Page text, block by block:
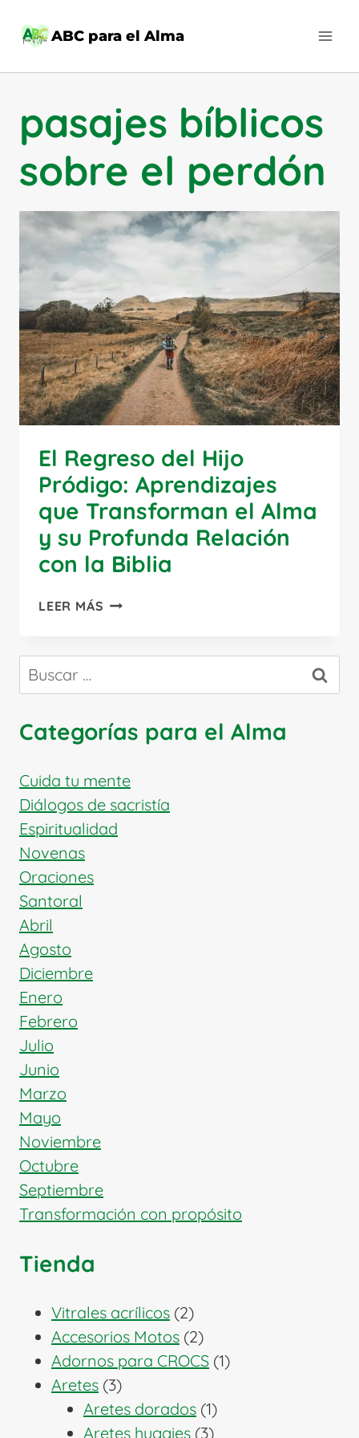
ABC para el Alma
pasajes bíblicos
sobre el perdón
El Regreso del Hijo
Pródigo: Aprendizajes
que Transforman el Alma
y su Profunda Relación
con la Biblia
LEER MÁS EL
HIJO
APRENDIZAJES
TRANSFORMAN
ALMA
Y
SU
PROFUNDA
Buscar:
Categorías para el Alma
Cuida tu mente
Diálogos de sacristía
Espiritualidad
Novenas
Oraciones
Santoral
Abril
Agosto
Diciembre
Enero
Febrero
Julio
Junio
Marzo
Mayo
Noviembre
Octubre
Septiembre
Transformación con propósito
Tienda
Vitrales acrílicos 22
productos
Accesorios Motos 22
productos
Adornos para CROCS 11
Aretes 33
productos
Aretes dorados 11
producto
Aretes huggies 33